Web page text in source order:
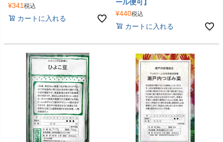
¥341 税込
カートに入れる
ール便可】
¥440税込
カートに入れる